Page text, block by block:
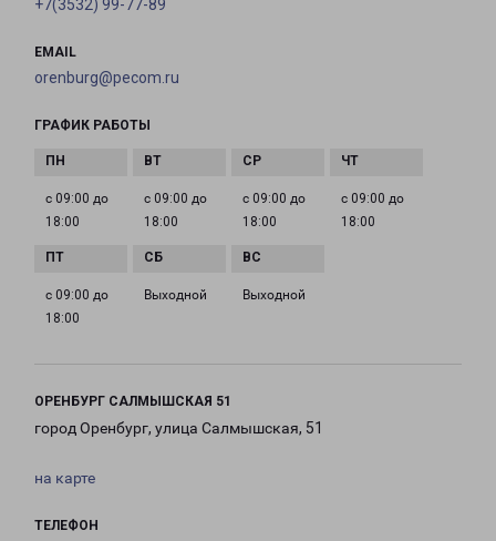
+7(3532) 99-77-89
EMAIL
orenburg@pecom.ru
ГРАФИК РАБОТЫ
с 09:00 до
18:00
с 09:00 до
18:00
с 09:00 до
18:00
с 09:00 до
18:00
с 09:00 до
18:00
Выходной Выходной
ОРЕНБУРГ САЛМЫШСКАЯ 51
город Оренбург, улица Салмышская, 51
на карте
ТЕЛЕФОН